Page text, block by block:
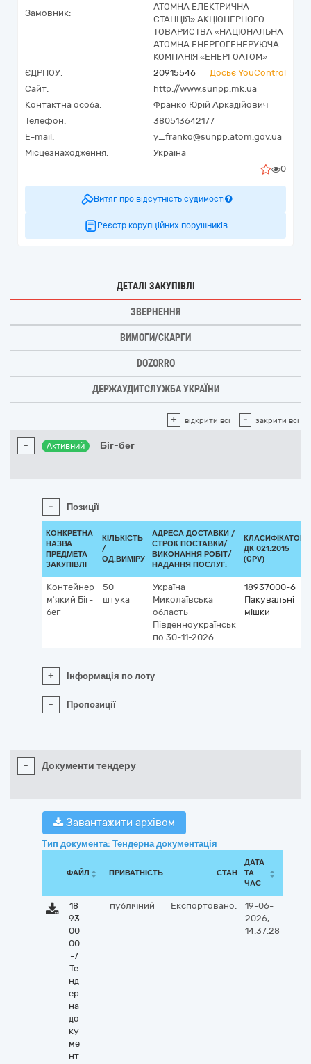
Замовник:
АТОМНА ЕЛЕКТРИЧНА
СТАНЦІЯ» АКЦІОНЕРНОГО
ТОВАРИСТВА «НАЦІОНАЛЬНА
АТОМНА ЕНЕРГОГЕНЕРУЮЧА
КОМПАНІЯ «ЕНЕРГОАТОМ»
ЄДРПОУ:
20915546
Досьє YouControl
Сайт:
http://www.sunpp.mk.ua
Контактна особа:
Франко Юрій Аркадійович
Телефон:
380513642177
E-mail:
y_franko@sunpp.atom.gov.ua
Місцезнаходження:
Україна
0
Витяг про відсутність судимості
Реєстр корупційних порушників
ДЕТАЛІ ЗАКУПІВЛІ
ЗВЕРНЕННЯ
ВИМОГИ/СКАРГИ
DOZORRO
ДЕРЖАУДИТСЛУЖБА УКРАЇНИ
+ відкрити всі - закрити всі
- Активний Біг-бег
- Позиції
КОНКРЕТНА
НАЗВА
ПРЕДМЕТА
ЗАКУПІВЛІ
КІЛЬКІСТЬ
/
ОД.ВИМІРУ
АДРЕСА ДОСТАВКИ /
СТРОК ПОСТАВКИ/
ВИКОНАННЯ РОБІТ/
НАДАННЯ ПОСЛУГ:
КЛАСИФІКАТОР
ДК 021:2015
(CPV)
Контейнер
м’який Біг-
бег
50
штука
Україна
Миколаївська
область
Південноукраїнськ
по 30-11-2026
18937000-6
Пакувальні
мішки
+ Інформація по лоту
- Пропозиції
- Документи тендеру
Завантажити архівом
Тип документа: Тендерна документація
ФАЙЛ ПРИВАТНІСТЬ СТАН
ДАТА
ТА
ЧАС
18
93
00
00
-7
Те
нд
ер
на
до
ку
ме
нт
публічний Експортовано:
19-06-
2026,
14:37:28